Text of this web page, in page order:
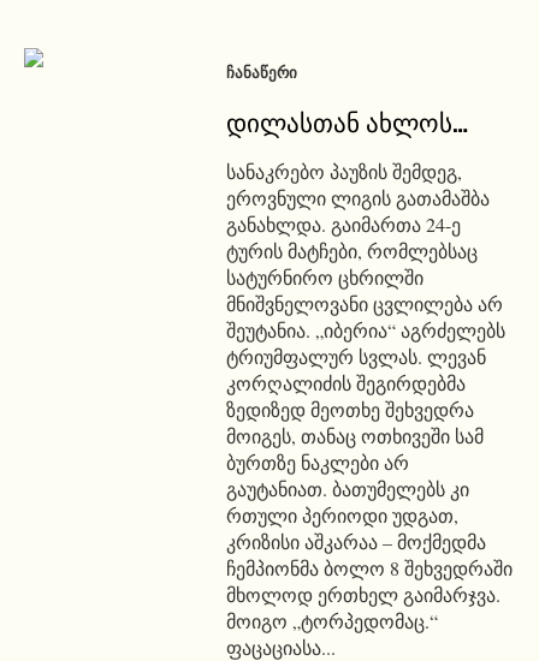
ᲩᲐᲜᲐᲬᲔᲠᲘ
დილასთან ახლოს…
სანაკრებო პაუზის შემდეგ,
ეროვნული ლიგის გათამაშბა
განახლდა. გაიმართა 24-ე
ტურის მატჩები, რომლებსაც
სატურნირო ცხრილში
მნიშვნელოვანი ცვლილება არ
შეუტანია. „იბერია“ აგრძელებს
ტრიუმფალურ სვლას. ლევან
კორღალიძის შეგირდებმა
ზედიზედ მეოთხე შეხვედრა
მოიგეს, თანაც ოთხივეში სამ
ბურთზე ნაკლები არ
გაუტანიათ. ბათუმელებს კი
რთული პერიოდი უდგათ,
კრიზისი აშკარაა – მოქმედმა
ჩემპიონმა ბოლო 8 შეხვედრაში
მხოლოდ ერთხელ გაიმარჯვა.
მოიგო „ტორპედომაც.“
ფაცაციასა...